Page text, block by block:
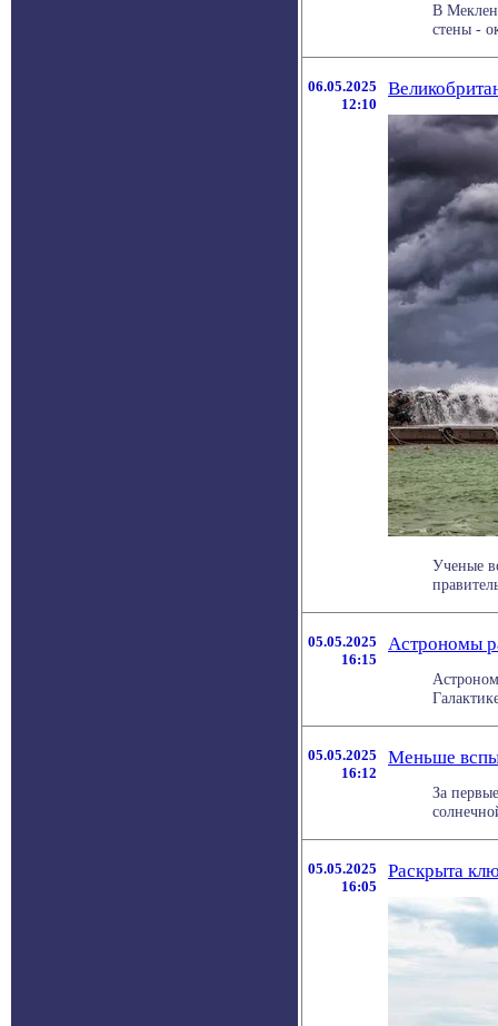
В
стены -
06.05.2025
12:10
Ученые
05.05.2025
16:15
Астрономы
05.05.2025
16:12
Меньше
За
05.05.2025
16:05
Раскрыта